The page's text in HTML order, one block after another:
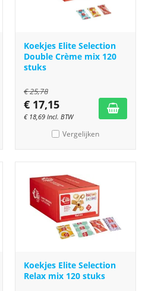
Koekjes Elite Selection
Double Crème mix 120
stuks
€25,78
€ 17,15
€ 18,69 Incl. BTW
Vergelijken
Koekjes Elite Selection
Relax mix 120 stuks